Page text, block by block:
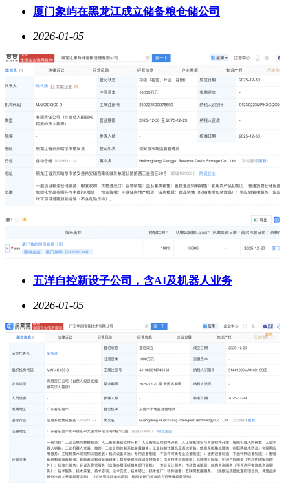
厦门象屿在黑龙江成立储备粮仓储公司
2026-01-05
五洋自控新设子公司，含AI及机器人业务
2026-01-05